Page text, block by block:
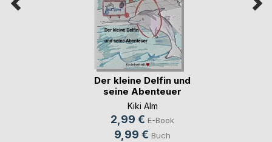
Der kleine Delfin und
seine Abenteuer
Kiki Alm
2,99 € E-Book
9,99 € Buch